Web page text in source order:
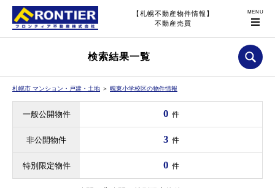
【札幌不動産物件情報】
不動産売買
検索結果一覧
札幌市 マンション・戸建・土地 ＞ 幌東小学校区の物件情報
一般公開物件 0 件
非公開物件 3 件
特別限定物件 0 件